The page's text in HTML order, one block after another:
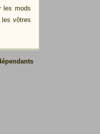
mods
vôtres